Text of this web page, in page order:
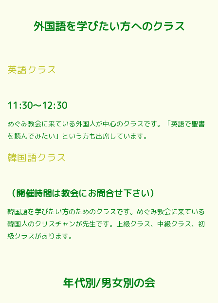
外国語を学びたい方へのクラス
英語クラス
11:30～12:30
めぐみ教会に来ている外国人が中心のクラスです。「英語で聖書
を読んでみたい」という方も出席しています。
韓国語クラス
（開催時間は教会にお問合せ下さい）
韓国語を学びたい方のためのクラスです。めぐみ教会に来ている
韓国人のクリスチャンが先生です。上級クラス、中級クラス、初
級クラスがあります。
年代別/男女別の会